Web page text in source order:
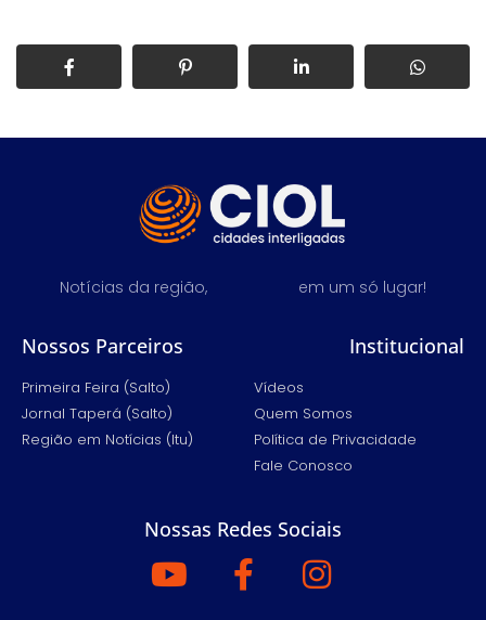
Notícias da região, em um só lugar!
Nossos Parceiros
Primeira Feira (Salto)
Jornal Taperá (Salto)
Região em Notícias (Itu)
Institucional
Vídeos
Quem Somos
Política de Privacidade
Fale Conosco
Nossas Redes Sociais